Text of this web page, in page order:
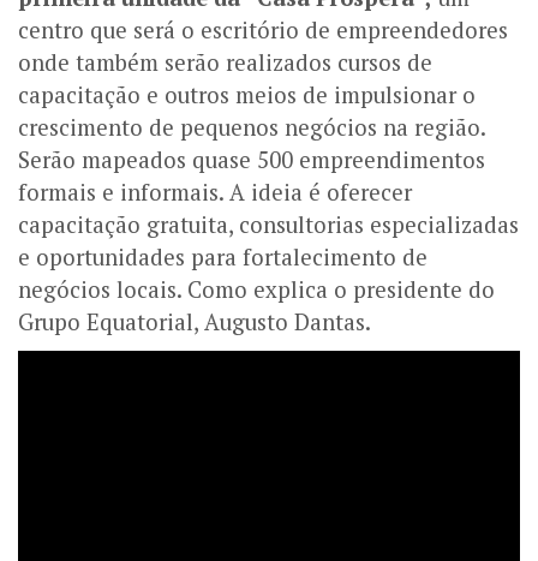
centro que será o escritório de empreendedores
onde também serão realizados cursos de
capacitação e outros meios de impulsionar o
crescimento de pequenos negócios na região.
Serão mapeados quase 500 empreendimentos
formais e informais. A ideia é oferecer
capacitação gratuita, consultorias especializadas
e oportunidades para fortalecimento de
negócios locais. Como explica o presidente do
Grupo Equatorial, Augusto Dantas.